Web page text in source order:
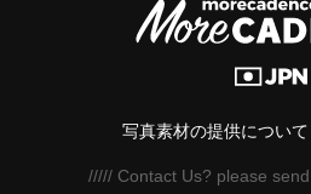
写真素材の提供について
///// Contact Us? please